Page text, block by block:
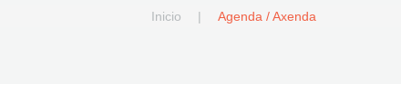
Inicio Agenda / Axenda